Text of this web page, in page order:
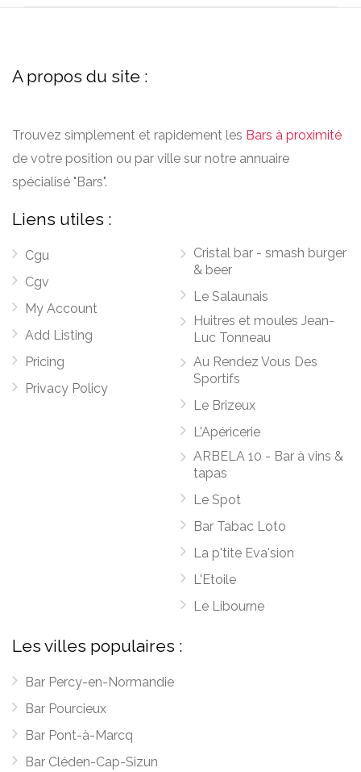
A propos du site :
Trouvez simplement et rapidement les Bars à proximité
de votre position ou par ville sur notre annuaire
spécialisé "Bars".
Liens utiles :
Cgu
Cgv
My Account
Add Listing
Pricing
Privacy Policy
Cristal bar - smash burger
& beer
Le Salaunais
Huitres et moules Jean-
Luc Tonneau
Au Rendez Vous Des
Sportifs
Le Brizeux
L'Apéricerie
ARBELA 10 - Bar à vins &
tapas
Le Spot
Bar Tabac Loto
La p'tite Eva'sion
L'Etoile
Le Libourne
Les villes populaires :
Bar Percy-en-Normandie
Bar Pourcieux
Bar Pont-à-Marcq
Bar Cléden-Cap-Sizun